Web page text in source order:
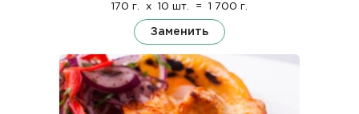
170 г. x 10 шт. = 1 700 г.
Заменить